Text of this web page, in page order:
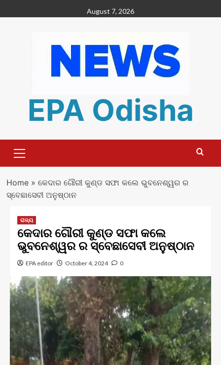
to
August 7, 2026
EPA Odisha
Menu
Home» କେଦାର ଗୌରୀ କୁଣ୍ଡ ସଫା କଲେ ଭୁବନେଶ୍ୱର ର
ସ୍ବେଛାସେବୀ ଅନୁଷ୍ଠାନ
ରାଜ୍ୟ
କେଦାର ଗୌରୀ କୁଣ୍ଡ ସଫା କଲେ
ଭୁବନେଶ୍ୱର ର ସ୍ବେଛାସେବୀ ଅନୁଷ୍ଠାନ
EPA editor October 4, 2024 0